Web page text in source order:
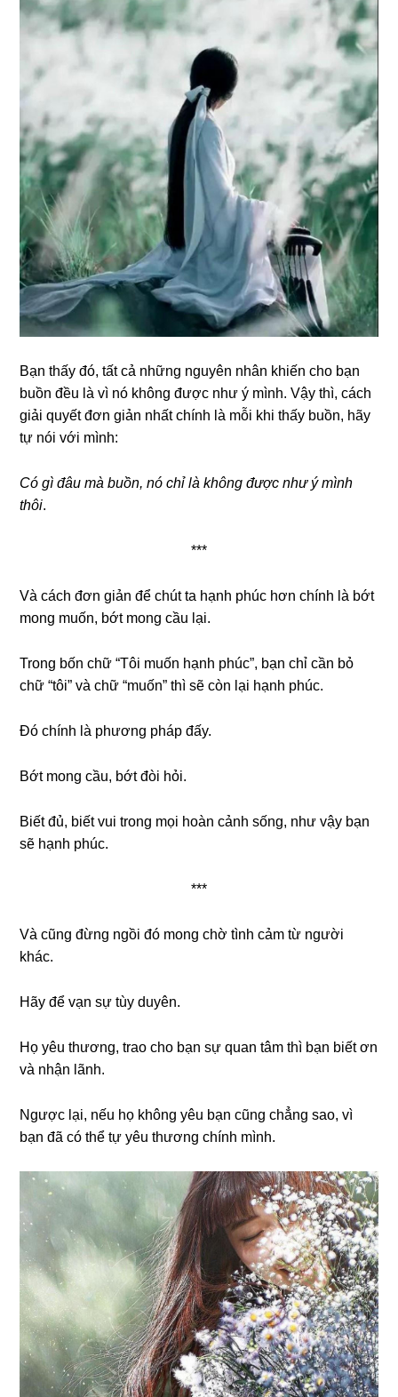
Bạn thấy đó, tất cả những nguyên nhân khiến cho bạn
buồn đều là vì nó không được như ý mình. Vậy thì, cách
giải quyết đơn giản nhất chính là mỗi khi thấy buồn, hãy
tự nói với mình:
Có gì đâu mà buồn, nó chỉ là không được như ý mình
thôi.
***
Và cách đơn giản để chút ta hạnh phúc hơn chính là bớt
mong muốn, bớt mong cầu lại.
Trong bốn chữ “Tôi muốn hạnh phúc”, bạn chỉ cần bỏ
chữ “tôi” và chữ “muốn” thì sẽ còn lại hạnh phúc.
Đó chính là phương pháp đấy.
Bớt mong cầu, bớt đòi hỏi.
Biết đủ, biết vui trong mọi hoàn cảnh sống, như vậy bạn
sẽ hạnh phúc.
***
Và cũng đừng ngồi đó mong chờ tình cảm từ người
khác.
Hãy để vạn sự tùy duyên.
Họ yêu thương, trao cho bạn sự quan tâm thì bạn biết ơn
và nhận lãnh.
Ngược lại, nếu họ không yêu bạn cũng chẳng sao, vì
bạn đã có thể tự yêu thương chính mình.